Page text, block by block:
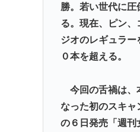
勝。若い世代に
る。現在、ピン、
ジオのレギュラー
０本を超える。
今回の舌禍は、
なった初のスキャ
の６日発売「週刊